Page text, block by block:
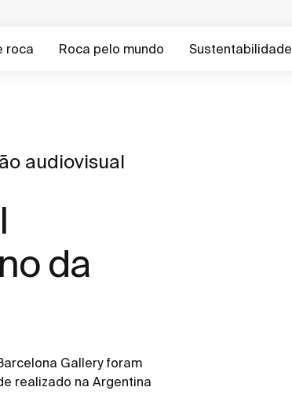
roca Roca pelo mundo Sustentabilidade
audiovisual
da
Gallery foram
realizado na Argentina